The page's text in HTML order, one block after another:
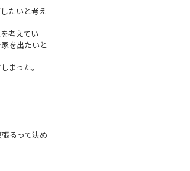
たいと考え
考えてい
を出たいと
まった。
るって決め